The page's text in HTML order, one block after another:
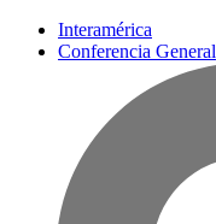
Interamérica
Conferencia General